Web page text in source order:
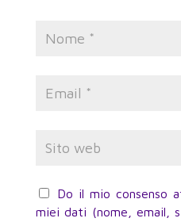
Do il mio consenso
miei dati (nome, email,